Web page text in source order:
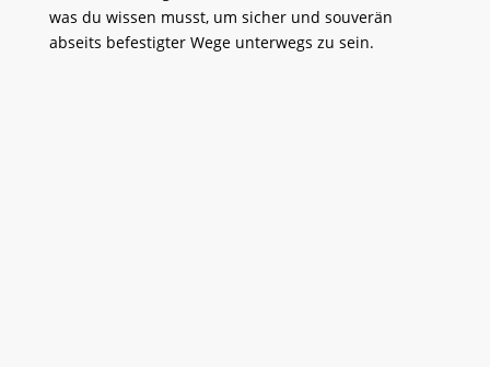
was du wissen musst, um sicher und souverän
abseits befestigter Wege unterwegs zu sein.